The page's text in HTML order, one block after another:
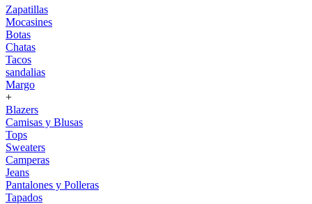
Zapatillas
Mocasines
Botas
Chatas
Tacos
sandalias
Margo
+
Blazers
Camisas y Blusas
Tops
Sweaters
Camperas
Jeans
Pantalones y Polleras
Tapados